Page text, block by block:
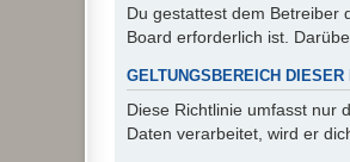
Du gestattest dem Betreiber
Board erforderlich ist.
GELTUNGSBEREICH DIESER
Diese Richtlinie umfasst nur
Daten verarbeitet, wird er